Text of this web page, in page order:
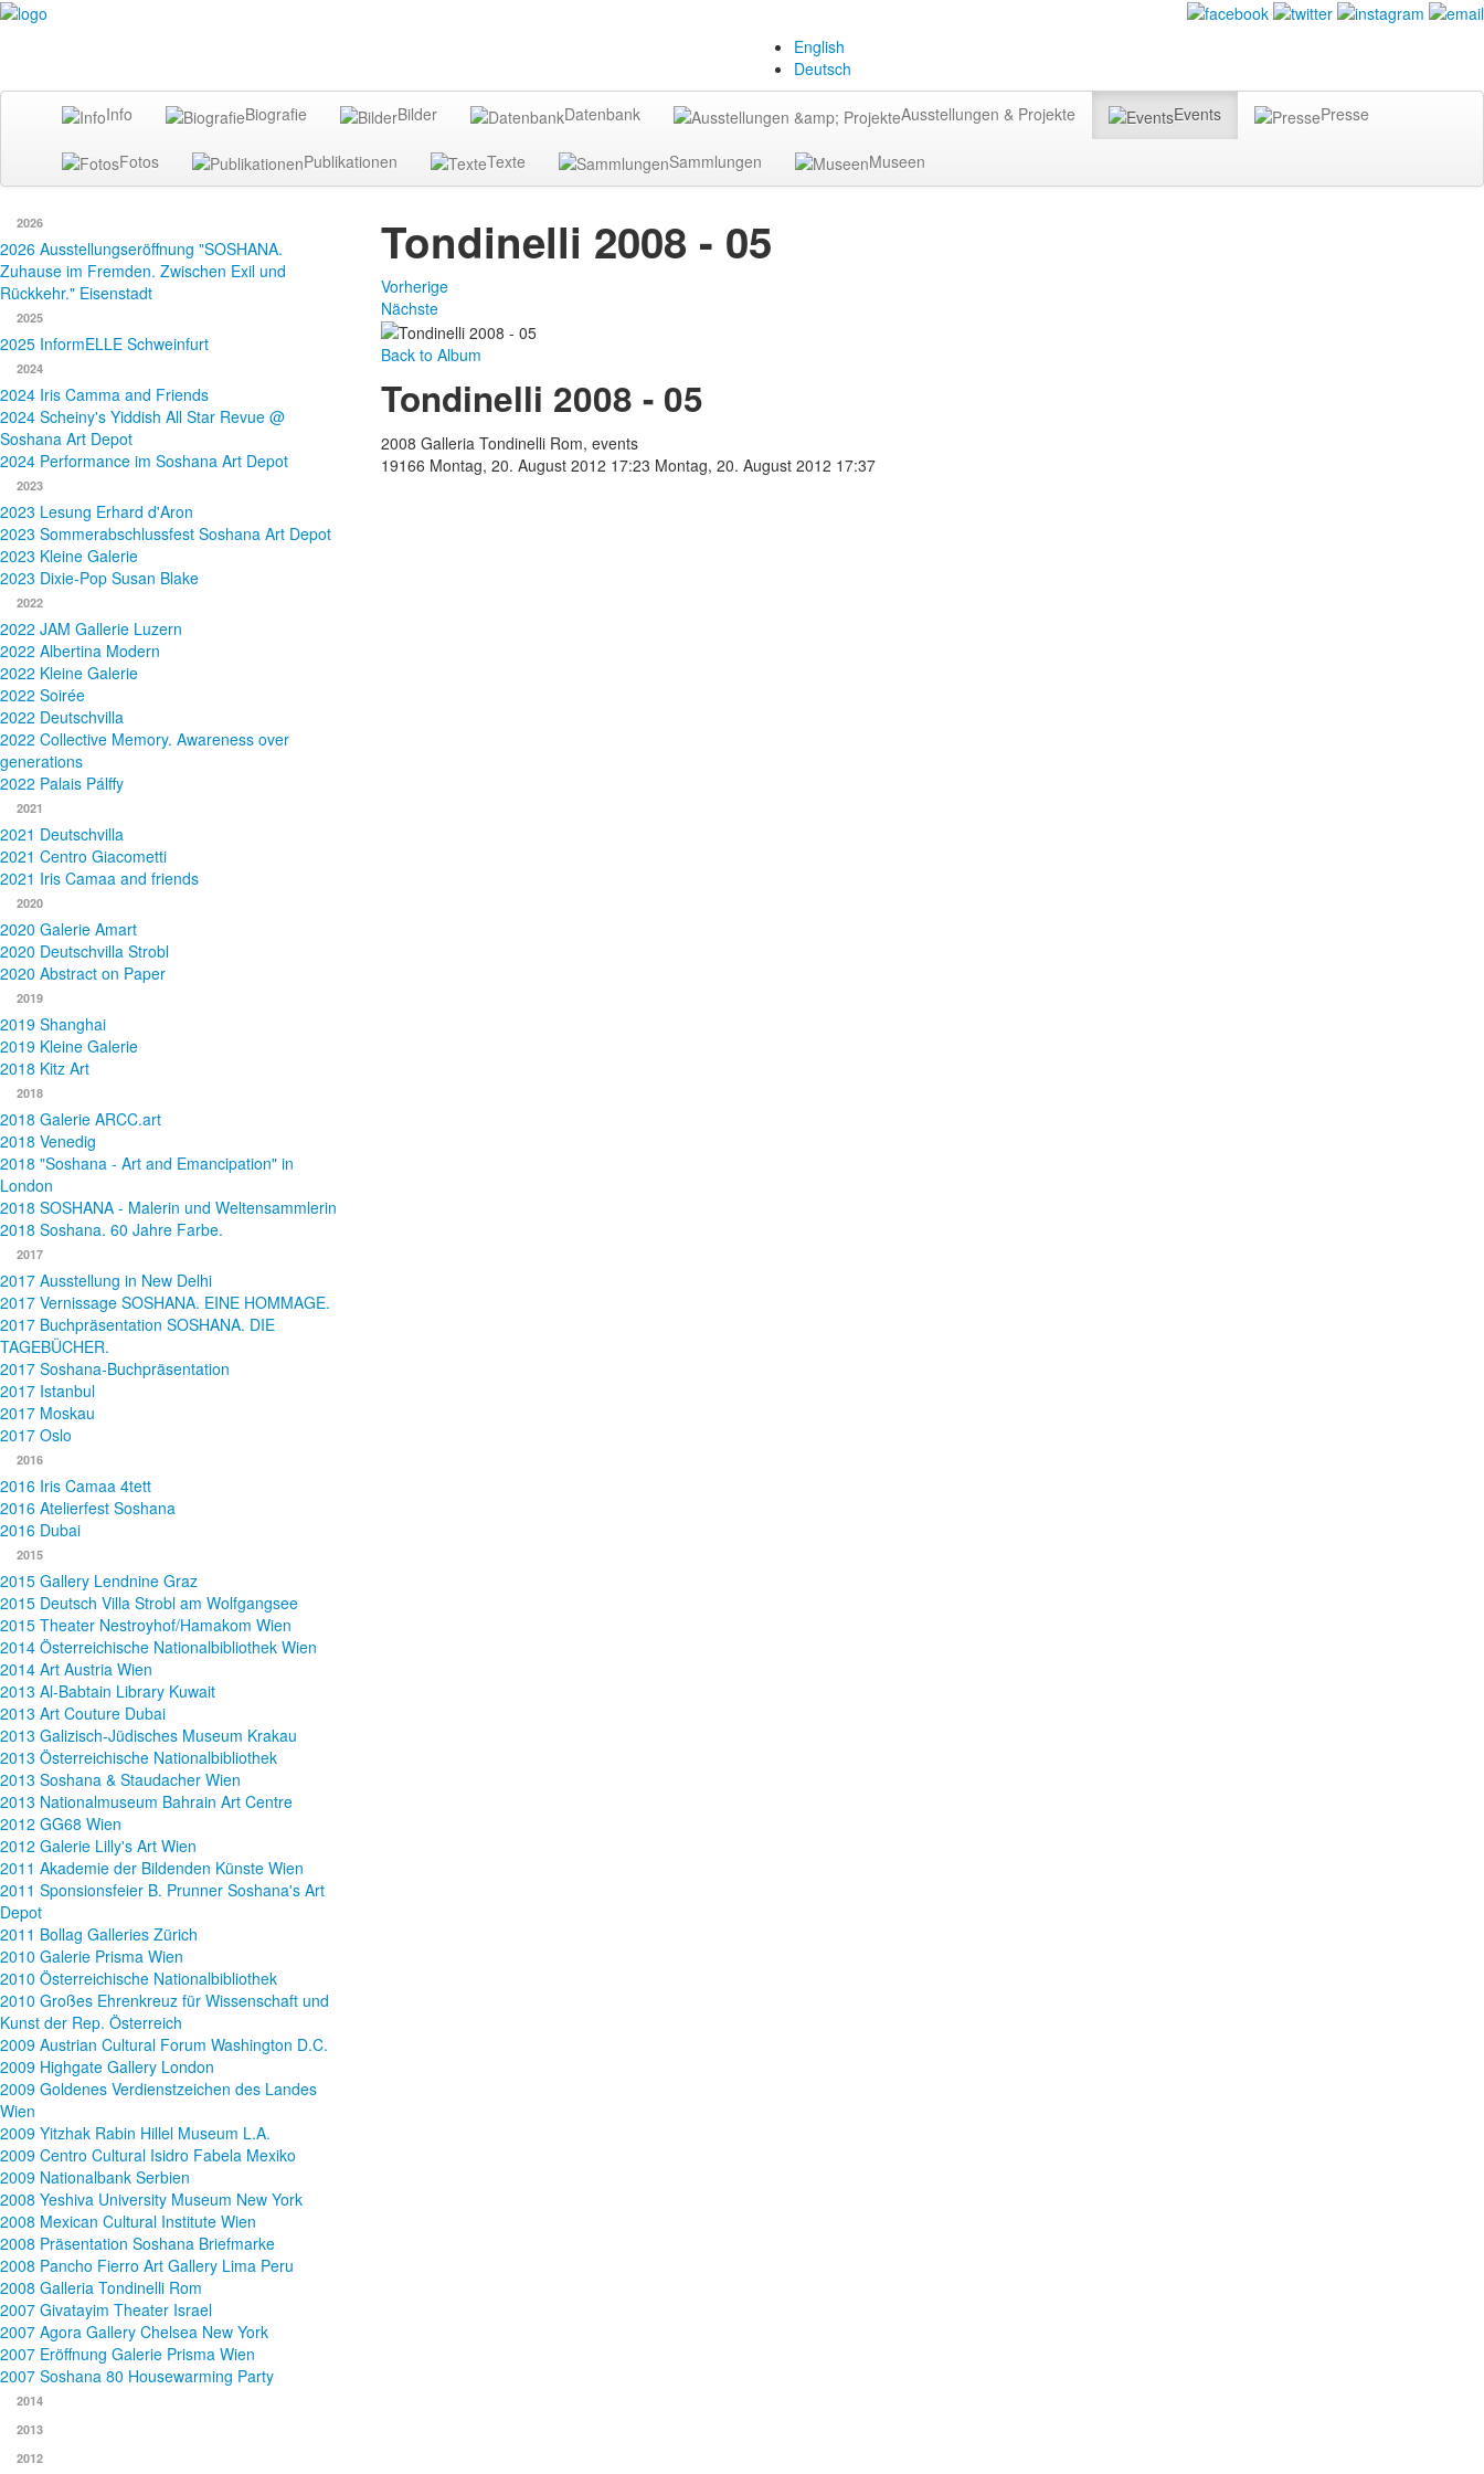
English
Deutsch
Info Biografie Bilder Datenbank Ausstellungen & Projekte Events Presse
Fotos Publikationen Texte Sammlungen Museen
2026
2026 Ausstellungseröffnung "SOSHANA.
Zuhause im Fremden. Zwischen Exil und
Rückkehr." Eisenstadt
2025
2025 InformELLE Schweinfurt
2024
2024 Iris Camma and Friends
2024 Scheiny's Yiddish All Star Revue @
Soshana Art Depot
2024 Performance im Soshana Art Depot
2023
2023 Lesung Erhard d'Aron
2023 Sommerabschlussfest Soshana Art Depot
2023 Kleine Galerie
2023 Dixie-Pop Susan Blake
2022
2022 JAM Gallerie Luzern
2022 Albertina Modern
2022 Kleine Galerie
2022 Soirée
2022 Deutschvilla
2022 Collective Memory. Awareness over
generations
2022 Palais Pálffy
2021
2021 Deutschvilla
2021 Centro Giacometti
2021 Iris Camaa and friends
2020
2020 Galerie Amart
2020 Deutschvilla Strobl
2020 Abstract on Paper
2019
2019 Shanghai
2019 Kleine Galerie
2018 Kitz Art
2018
2018 Galerie ARCC.art
2018 Venedig
2018 "Soshana - Art and Emancipation" in
London
2018 SOSHANA - Malerin und Weltensammlerin
2018 Soshana. 60 Jahre Farbe.
2017
2017 Ausstellung in New Delhi
2017 Vernissage SOSHANA. EINE HOMMAGE.
2017 Buchpräsentation SOSHANA. DIE
TAGEBÜCHER.
2017 Soshana-Buchpräsentation
2017 Istanbul
2017 Moskau
2017 Oslo
2016
2016 Iris Camaa 4tett
2016 Atelierfest Soshana
2016 Dubai
2015
2015 Gallery Lendnine Graz
2015 Deutsch Villa Strobl am Wolfgangsee
2015 Theater Nestroyhof/Hamakom Wien
2014 Österreichische Nationalbibliothek Wien
2014 Art Austria Wien
2013 Al-Babtain Library Kuwait
2013 Art Couture Dubai
2013 Galizisch-Jüdisches Museum Krakau
2013 Österreichische Nationalbibliothek
2013 Soshana & Staudacher Wien
2013 Nationalmuseum Bahrain Art Centre
2012 GG68 Wien
2012 Galerie Lilly's Art Wien
2011 Akademie der Bildenden Künste Wien
2011 Sponsionsfeier B. Prunner Soshana's Art
Depot
2011 Bollag Galleries Zürich
2010 Galerie Prisma Wien
2010 Österreichische Nationalbibliothek
2010 Großes Ehrenkreuz für Wissenschaft und
Kunst der Rep. Österreich
2009 Austrian Cultural Forum Washington D.C.
2009 Highgate Gallery London
2009 Goldenes Verdienstzeichen des Landes
Wien
2009 Yitzhak Rabin Hillel Museum L.A.
2009 Centro Cultural Isidro Fabela Mexiko
2009 Nationalbank Serbien
2008 Yeshiva University Museum New York
2008 Mexican Cultural Institute Wien
2008 Präsentation Soshana Briefmarke
2008 Pancho Fierro Art Gallery Lima Peru
2008 Galleria Tondinelli Rom
2007 Givatayim Theater Israel
2007 Agora Gallery Chelsea New York
2007 Eröffnung Galerie Prisma Wien
2007 Soshana 80 Housewarming Party
2014
2013
2012
Tondinelli 2008 - 05
Vorherige
Nächste
Back to Album
Tondinelli 2008 - 05
2008 Galleria Tondinelli Rom, events
19166 Montag, 20. August 2012 17:23 Montag, 20. August 2012 17:37